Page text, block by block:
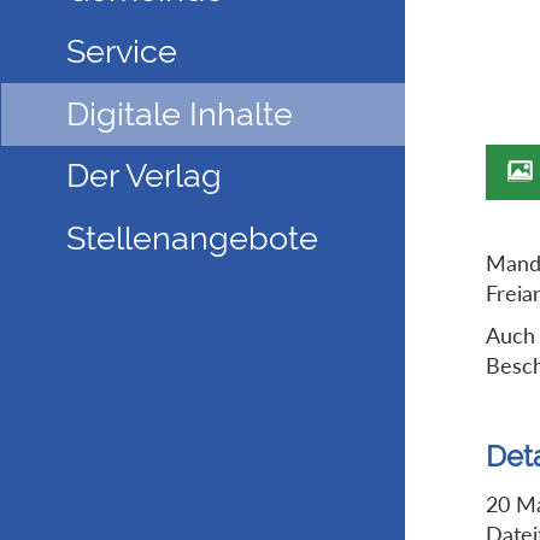
Service
Digitale Inhalte
Der Verlag
Stellenangebote
20